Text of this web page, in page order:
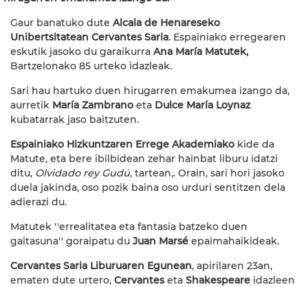
Gaur banatuko dute Alcala de Henareseko
Unibertsitatean Cervantes Saria. Espainiako erregearen
eskutik jasoko du garaikurra Ana María Matutek,
Bartzelonako 85 urteko idazleak.
Sari hau hartuko duen hirugarren emakumea izango da,
aurretik María Zambrano eta Dulce María Loynaz
kubatarrak jaso baitzuten.
Espainiako Hizkuntzaren Errege Akademiako kide da
Matute, eta bere ibilbidean zehar hainbat liburu idatzi
ditu, Olvidado rey Gudú, tartean,. Orain, sari hori jasoko
duela jakinda, oso pozik baina oso urduri sentitzen dela
adierazi du.
Matutek ''errealitatea eta fantasia batzeko duen
gaitasuna'' goraipatu du Juan Marsé epaimahaikideak.
Cervantes Saria Liburuaren Egunean, apirilaren 23an,
ematen dute urtero, Cervanteseta Shakespeare idazleen